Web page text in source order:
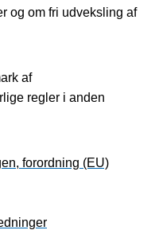
og om fri udveksling af
af
regler i anden
forordning (EU)